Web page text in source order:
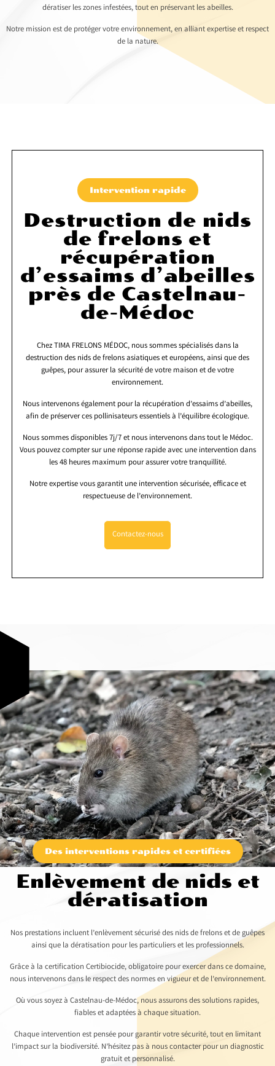
dératiser les zones infestées, tout en préservant les abeilles.
Notre mission est de protéger votre environnement, en alliant expertise et respect
de la nature.
Intervention rapide
Destruction de nids
de frelons et
récupération
d’essaims d’abeilles
près de Castelnau-
de-Médoc
Chez TIMA FRELONS MÉDOC, nous sommes spécialisés dans la
destruction des nids de frelons asiatiques et européens, ainsi que des
guêpes, pour assurer la sécurité de votre maison et de votre
environnement.
Nous intervenons également pour la récupération d’essaims d’abeilles,
afin de préserver ces pollinisateurs essentiels à l’équilibre écologique.
Nous sommes disponibles 7j/7 et nous intervenons dans tout le Médoc.
Vous pouvez compter sur une réponse rapide avec une intervention dans
les 48 heures maximum pour assurer votre tranquillité.
Notre expertise vous garantit une intervention sécurisée, efficace et
respectueuse de l’environnement.
Contactez-nous
Des interventions rapides et certifiées
Enlèvement de nids et
dératisation
Nos prestations incluent l’enlèvement sécurisé des nids de frelons et de guêpes
ainsi que la dératisation pour les particuliers et les professionnels.
Grâce à la certification Certibiocide, obligatoire pour exercer dans ce domaine,
nous intervenons dans le respect des normes en vigueur et de l’environnement.
Où vous soyez à Castelnau-de-Médoc, nous assurons des solutions rapides,
fiables et adaptées à chaque situation.
Chaque intervention est pensée pour garantir votre sécurité, tout en limitant
l’impact sur la biodiversité. N’hésitez pas à nous contacter pour un diagnostic
gratuit et personnalisé.